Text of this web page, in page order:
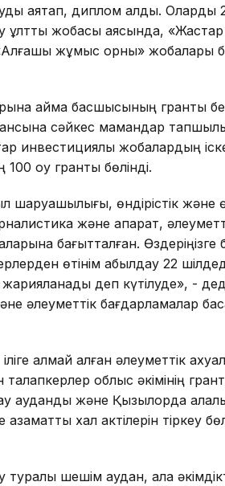
аяқтап, диплом алды. Оларды
ұлттық жобасы аясында, «Жастар
жұмыс орны»
аймақ басшысының гранты
сәйкес мамандар
инвестициялық жобалардың
оқу гранты бөлінді.
шаруашылығы, өндірістік
және ақпарат,
бағытталған. Өздеріңізге
өтінім қабылдау 22
деп күтілуде», -
әлеуметтік бағдарламалар
алмай қалған әлеуметтік
талапкерлер облыс әкімінің
аудандық және Қызылорда
хал актілерін тіркеу
шешім аудан, қала